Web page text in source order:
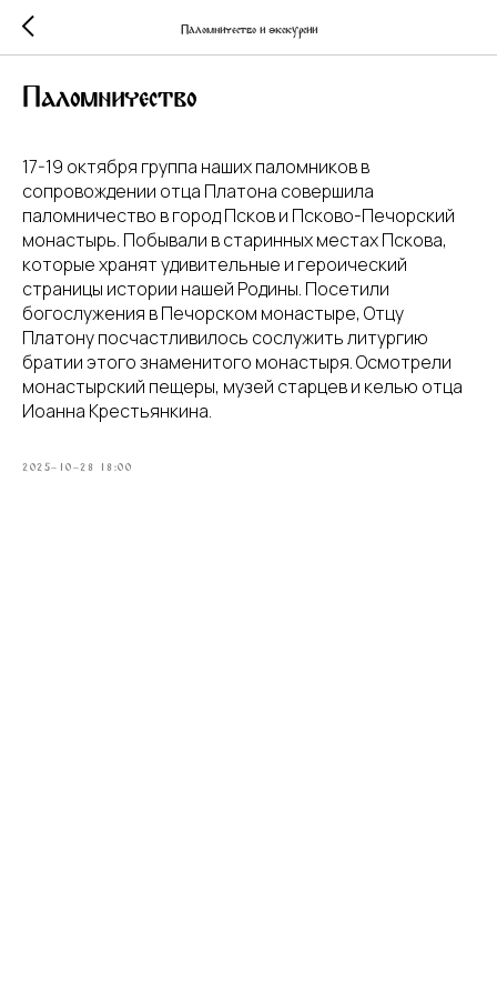
Паломничество и экскурсии
Паломничество
17-19 октября группа наших паломников в
сопровождении отца Платона совершила
паломничество в город Псков и Псково-Печорский
монастырь. Побывали в старинных местах Пскова,
которые хранят удивительные и героический
страницы истории нашей Родины. Посетили
богослужения в Печорском монастыре, Отцу
Платону посчастливилось сослужить литургию
братии этого знаменитого монастыря. Осмотрели
монастырский пещеры, музей старцев и келью отца
Иоанна Крестьянкина.
2025-10-28 18:00